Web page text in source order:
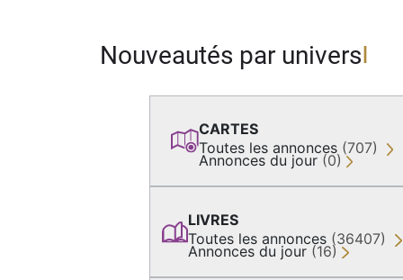
Nouveautés par univers
CARTES
Toutes les annonces (707)
Annonces du jour (0)
LIVRES
Toutes les annonces (36407)
Annonces du jour (16)